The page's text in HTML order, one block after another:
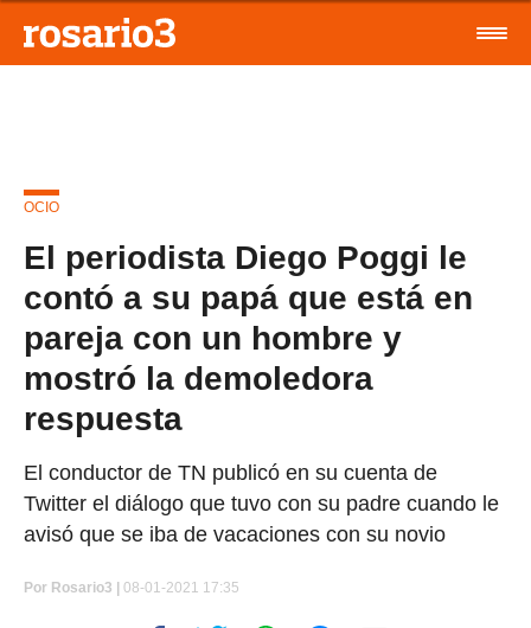
OCIO
El periodista Diego Poggi le
contó a su papá que está en
pareja con un hombre y
mostró la demoledora
respuesta
El conductor de TN publicó en su cuenta de
Twitter el diálogo que tuvo con su padre cuando le
avisó que se iba de vacaciones con su novio
Por Rosario3 | 08-01-2021 17:35